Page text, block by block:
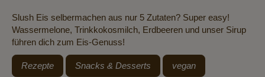
Slush Eis selbermachen aus nur 5 Zutaten? Super easy!
Wassermelone, Trinkkokosmilch, Erdbeeren und unser Sirup
führen dich zum Eis-Genuss!
Rezepte Snacks & Desserts vegan